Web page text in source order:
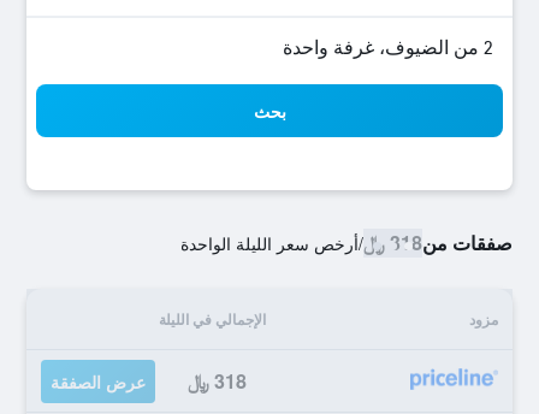
2 من الضيوف، غرفة واحدة
بحث
صفقات من318 ﷼ /أرخص سعر الليلة الواحدة
مزود الإجمالي في الليلة
318 ﷼ عرض الصفقة